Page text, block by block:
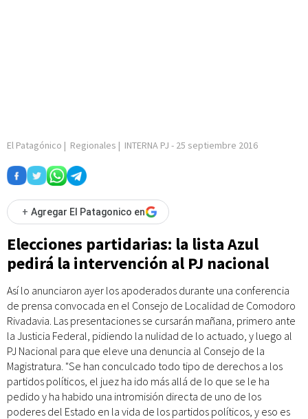
El Patagónico | Regionales | INTERNA PJ - 25 septiembre 2016
+ Agregar El Patagonico en
Elecciones partidarias: la lista Azul
pedirá la intervención al PJ nacional
Así lo anunciaron ayer los apoderados durante una conferencia
de prensa convocada en el Consejo de Localidad de Comodoro
Rivadavia. Las presentaciones se cursarán mañana, primero ante
la Justicia Federal, pidiendo la nulidad de lo actuado, y luego al
PJ Nacional para que eleve una denuncia al Consejo de la
Magistratura. "Se han conculcado todo tipo de derechos a los
partidos políticos, el juez ha ido más allá de lo que se le ha
pedido y ha habido una intromisión directa de uno de los
poderes del Estado en la vida de los partidos políticos, y eso es